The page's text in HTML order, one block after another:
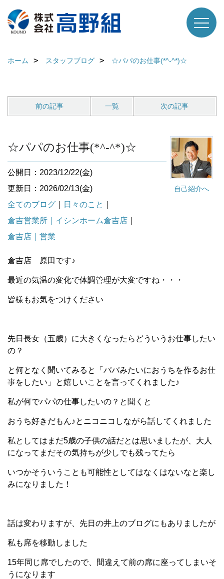
ホーム スタッフブログ ☆パパのお仕事(*^-^*)☆
前の記事 一覧 次の記事
自己紹介へ
☆パパのお仕事(*^-^*)☆
公開日：2023/12/22(金)
更新日：2026/02/13(金)
全てのブログ
日々のこと
倉吉営業所｜イシンホーム倉吉店
倉吉店｜営業
倉吉店 原田です♪
最近の気温の変化で体調管理が大変ですね・・・
皆様もお気をつけください
先日長女（五歳）に大きくなったらどういうお仕事したい
の？
と何となく聞いてみると「パパみたいにおうちを作るお仕
事をしたい」と嬉しいことを言ってくれました♪
私が何でパパの仕事したいの？と聞くと
おうち好きだもん♪とニコニコしながら話してくれました
私としてはまだ5歳の子供の話だとは思いましたが、大人
になってまだその気持ちが少しでも残ってたら
いつかそういうことも可能性としてはなくはないなと楽し
みになりました！
話は変わりますが、先日の井上のブログにもありましたが
私も席を移動しました
15年同じ席でしたので、間違えて前の席に座ってしまいそ
うになります